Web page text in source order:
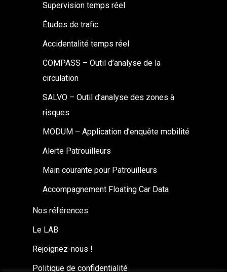
Supervision temps réel
Études de trafic
Accidentalité temps réel
COMPASS – Outil d’analyse de la
circulation
SALVO – Outil d’analyse des zones à
risques
MODUM – Application d’enquête mobilité
Alerte Patrouilleurs
Main courante pour Patrouilleurs
Accompagnement Floating Car Data
Nos références
Le LAB
Rejoignez-nous !
Politique de confidentialité